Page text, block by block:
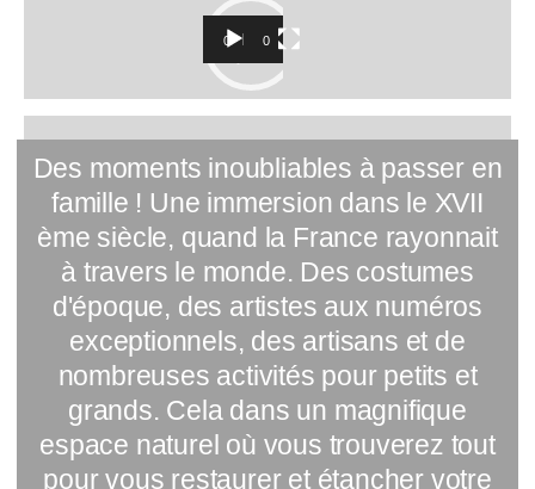
Lecteur
vidéo
00:00 02:07
Des moments inoubliables à passer en
famille ! Une immersion dans le XVII
ème siècle, quand la France rayonnait
à travers le monde. Des costumes
d'époque, des artistes aux numéros
exceptionnels, des artisans et de
nombreuses activités pour petits et
grands. Cela dans un magnifique
espace naturel où vous trouverez tout
pour vous restaurer et étancher votre